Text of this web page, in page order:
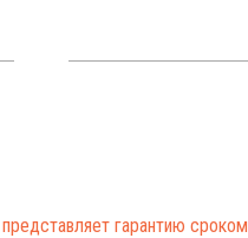
гарантию сроком